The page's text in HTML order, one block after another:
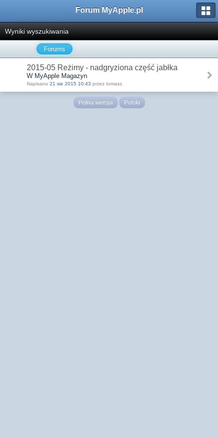
Forum MyApple.pl
Wyniki wyszukiwania
Forums
2015-05 Reżimy - nadgryziona część jabłka
W MyApple Magazyn
Napisano 21 sie 2015 10:43 przez tomasz
Pełna wersja Polski